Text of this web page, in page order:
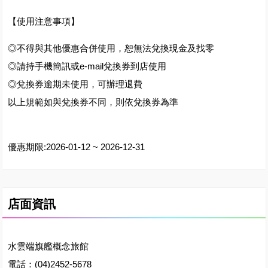
【使用注意事項】
◎不得與其他優惠合併使用，恕無法兌換現金及找零
◎請持手機簡訊或e-mail兌換券到店使用
◎兌換券逾期未使用，可辦理退費
以上規範如與兌換券不同，則依兌換券為準
優惠期限:2026-01-12 ~ 2026-12-31
店面資訊
水雲端旗艦概念旅館
電話：(04)2452-5678